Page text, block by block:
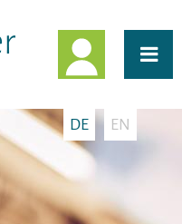
DE EN